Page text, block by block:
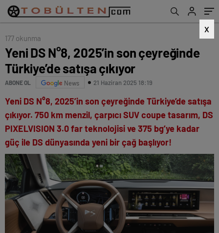
X
177 okunma
Yeni DS N°8, 2025’in son çeyreğinde
Türkiye’de satışa çıkıyor
ABONE OL News 21 Haziran 2025 18:19
Yeni DS N°8, 2025’in son çeyreğinde Türkiye’de satışa
çıkıyor. 750 km menzil, çarpıcı SUV coupe tasarım, DS
PIXELVISION 3.0 far teknolojisi ve 375 bg’ye kadar
güç ile DS dünyasında yeni bir çağ başlıyor!